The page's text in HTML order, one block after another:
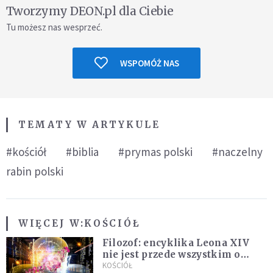
Tworzymy DEON.pl dla Ciebie
Tu możesz nas wesprzeć.
WSPOMÓŻ NAS
TEMATY W ARTYKULE
#kościół #biblia #prymas polski
#naczelny
rabin polski
WIĘCEJ W:KOŚCIÓŁ
Filozof: encyklika Leona XIV
nie jest przede wszystkim o
sztucznej inteligencji
KOŚCIÓŁ